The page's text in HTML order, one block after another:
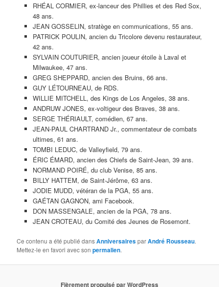
RHÉAL CORMIER, ex-lanceur des Phillies et des Red Sox,
48 ans.
JEAN GOSSELIN, stratège en communications, 55 ans.
PATRICK POULIN, ancien du Tricolore devenu restaurateur,
42 ans.
SYLVAIN COUTURIER, ancien joueur étoile à Laval et
Milwaukee, 47 ans.
GREG SHEPPARD, ancien des Bruins, 66 ans.
GUY LÉTOURNEAU, de RDS.
WILLIE MITCHELL, des Kings de Los Angeles, 38 ans.
ANDRUW JONES, ex-voltigeur des Braves, 38 ans.
SERGE THÉRIAULT, comédien, 67 ans.
JEAN-PAUL CHARTRAND Jr., commentateur de combats
ultimes, 61 ans.
TOMBI LEDUC, de Valleyfield, 79 ans.
ÉRIC ÉMARD, ancien des Chiefs de Saint-Jean, 39 ans.
NORMAND POIRÉ, du club Venise, 85 ans.
BILLY HATTEM, de Saint-Jérôme, 63 ans.
JODIE MUDD, vétéran de la PGA, 55 ans.
GAÉTAN GAGNON, ami Facebook.
DON MASSENGALE, ancien de la PGA, 78 ans.
JEAN CROTEAU, du Comité des Jeunes de Rosemont.
Ce contenu a été publié dansAnniversairesparAndré Rousseau.
Mettez-le en favori avec sonpermalien.
Fièrement propulsé par WordPress